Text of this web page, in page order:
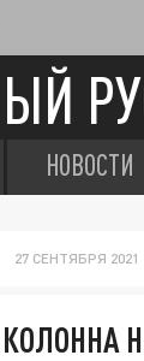
НОВОСТИ
27 СЕНТЯБРЯ 2021